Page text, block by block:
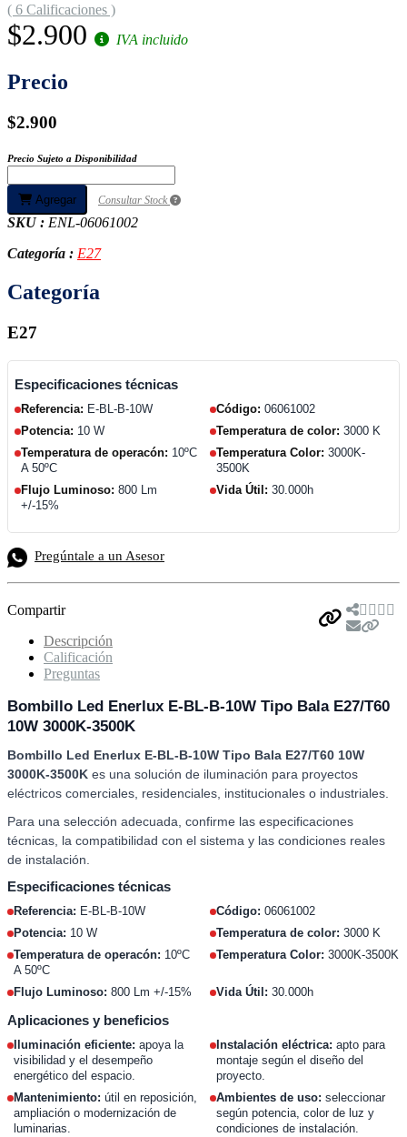
( 6 Calificaciones )
$2.900 IVA incluido
Precio
$2.900
Precio Sujeto a Disponibilidad
Agregar Consultar Stock
SKU : ENL-06061002
Categoría : E27
Categoría
E27
Especificaciones técnicas
Referencia: E-BL-B-10W Código: 06061002
Potencia: 10 W Temperatura de color: 3000 K
Temperatura de operacón: 10ºC
A 50ºC
Temperatura Color: 3000K-
3500K
Flujo Luminoso: 800 Lm
+/-15%
Vida Útil: 30.000h
Pregúntale a un Asesor
Compartir
Descripción
Calificación
Preguntas
Bombillo Led Enerlux E-BL-B-10W Tipo Bala E27/T60
10W 3000K-3500K
Bombillo Led Enerlux E-BL-B-10W Tipo Bala E27/T60 10W
3000K-3500K es una solución de iluminación para proyectos
eléctricos comerciales, residenciales, institucionales o industriales.
Para una selección adecuada, confirme las especificaciones
técnicas, la compatibilidad con el sistema y las condiciones reales
de instalación.
Especificaciones técnicas
Referencia: E-BL-B-10W Código: 06061002
Potencia: 10 W Temperatura de color: 3000 K
Temperatura de operacón: 10ºC
A 50ºC
Temperatura Color: 3000K-3500K
Flujo Luminoso: 800 Lm +/-15% Vida Útil: 30.000h
Aplicaciones y beneficios
Iluminación eficiente: apoya la
visibilidad y el desempeño
energético del espacio.
Instalación eléctrica: apto para
montaje según el diseño del
proyecto.
Mantenimiento: útil en reposición,
ampliación o modernización de
luminarias.
Ambientes de uso: seleccionar
según potencia, color de luz y
condiciones de instalación.